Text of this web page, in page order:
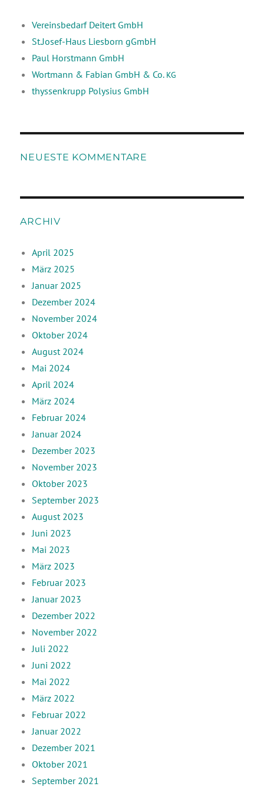
Vereinsbedarf Deitert GmbH
St.Josef-Haus Liesborn gGmbH
Paul Horstmann GmbH
Wortmann & Fabian GmbH & Co. KG
thyssenkrupp Polysius GmbH
NEUESTE KOMMENTARE
ARCHIV
April 2025
März 2025
Januar 2025
Dezember 2024
November 2024
Oktober 2024
August 2024
Mai 2024
April 2024
März 2024
Februar 2024
Januar 2024
Dezember 2023
November 2023
Oktober 2023
September 2023
August 2023
Juni 2023
Mai 2023
März 2023
Februar 2023
Januar 2023
Dezember 2022
November 2022
Juli 2022
Juni 2022
Mai 2022
März 2022
Februar 2022
Januar 2022
Dezember 2021
Oktober 2021
September 2021